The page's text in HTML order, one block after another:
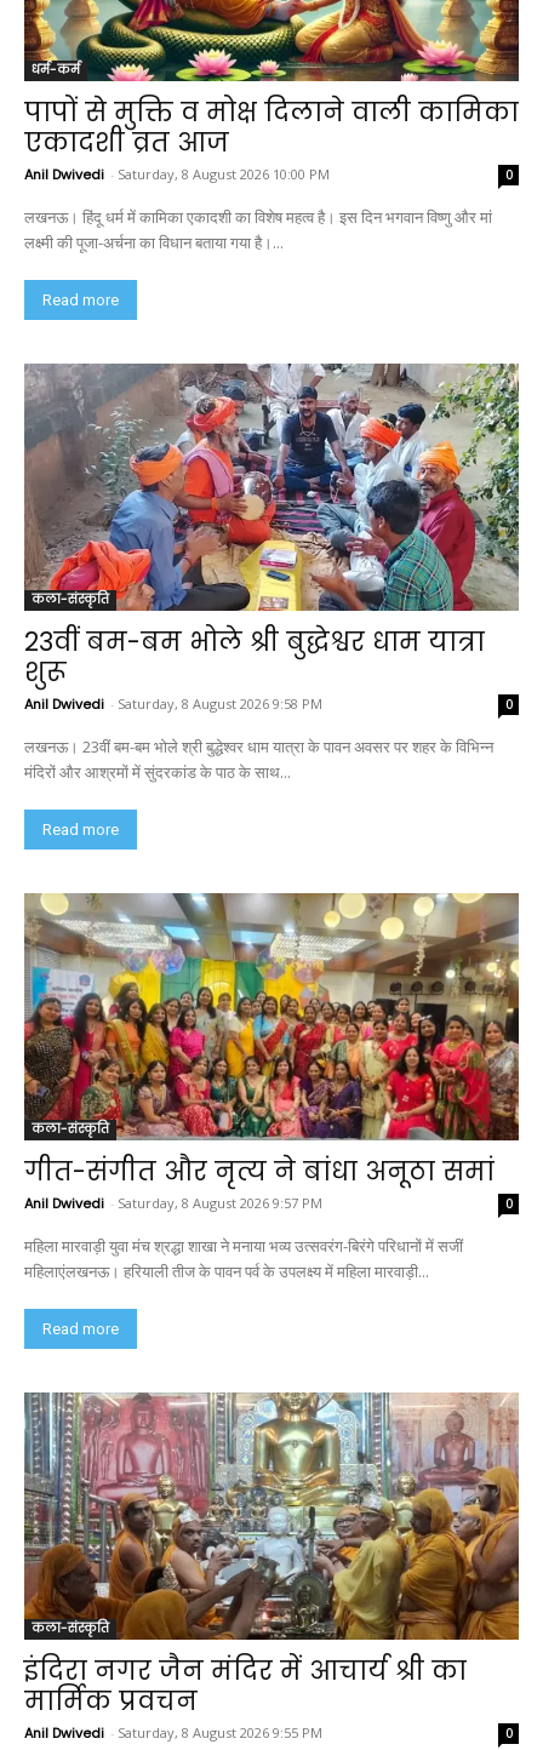
धर्म-कर्म
पापों से मुक्ति व मोक्ष दिलाने वाली कामिका
एकादशी व्रत आज
Anil Dwivedi - Saturday, 8 August 2026 10:00 PM 0
लखनऊ। हिंदू धर्म में कामिका एकादशी का विशेष महत्व है। इस दिन भगवान विष्णु और मां
लक्ष्मी की पूजा-अर्चना का विधान बताया गया है।...
Read more
कला-संस्कृति
23वीं बम-बम भोले श्री बुद्धेश्वर धाम यात्रा
शुरू
Anil Dwivedi - Saturday, 8 August 2026 9:58 PM 0
लखनऊ। 23वीं बम-बम भोले श्री बुद्धेश्वर धाम यात्रा के पावन अवसर पर शहर के विभिन्न
मंदिरों और आश्रमों में सुंदरकांड के पाठ के साथ...
Read more
कला-संस्कृति
गीत-संगीत और नृत्य ने बांधा अनूठा समां
Anil Dwivedi - Saturday, 8 August 2026 9:57 PM 0
महिला मारवाड़ी युवा मंच श्रद्धा शाखा ने मनाया भव्य उत्सवरंग-बिरंगे परिधानों में सजीं
महिलाएंलखनऊ। हरियाली तीज के पावन पर्व के उपलक्ष्य में महिला मारवाड़ी...
Read more
कला-संस्कृति
इंदिरा नगर जैन मंदिर में आचार्य श्री का
मार्मिक प्रवचन
Anil Dwivedi - Saturday, 8 August 2026 9:55 PM 0